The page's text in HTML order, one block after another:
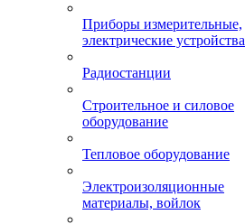
Приборы измерительные,
электрические устройства
Радиостанции
Строительное и силовое
оборудование
Тепловое оборудование
Электроизоляционные
материалы, войлок